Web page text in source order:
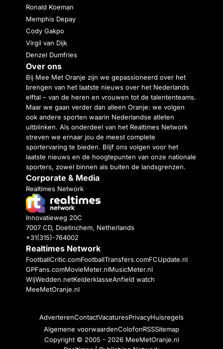
Ronald Koeman
Memphis Depay
Cody Gakpo
Virgil van Dijk
Denzel Dumfries
Over ons
Bij Mee Met Oranje zijn we gepassioneerd over het
brengen van het laatste nieuws over het Nederlands
elftal – van de heren en vrouwen tot de talententeams.
Maar we gaan verder dan alleen Oranje: we volgen
ook andere sporten waarin Nederlandse atleten
uitblinken. Als onderdeel van het Realtimes Network
streven we ernaar jou de meest complete
sportervaring te bieden. Blijf ons volgen voor het
laatste nieuws en de hoogtepunten van onze nationale
sporters, zowel binnen als buiten de landsgrenzen.
Corporate & Media
Realtimes Network
Innovatieweg 20C
7007 CD, Doetinchem, Netherlands
+31(315)-764002
Realtimes Network
FootballCritic.comFootballTransfers.comFCUpdate.nl
GPFans.comMovieMeter.nlMusicMeter.nl
WijWedden.netKelderklasseAnfield watch
MeeMetOranje.nl
AdverterenContactVacaturesPrivacyHuisregels
Algemene voorwaardenColofonRSSSitemap
Copyright © 2005 - 2026 MeeMetOranje.nl